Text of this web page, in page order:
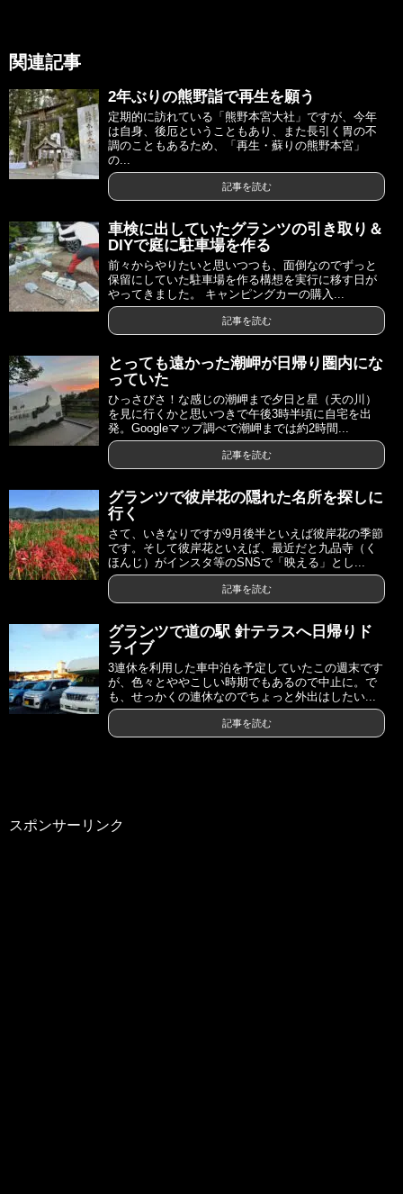
関連記事
2年ぶりの熊野詣で再生を願う
定期的に訪れている「熊野本宮大社」ですが、今年
は自身、後厄ということもあり、また長引く胃の不
調のこともあるため、「再生・蘇りの熊野本宮」
の...
記事を読む
車検に出していたグランツの引き取り＆
DIYで庭に駐車場を作る
前々からやりたいと思いつつも、面倒なのでずっと
保留にしていた駐車場を作る構想を実行に移す日が
やってきました。 キャンピングカーの購入...
記事を読む
とっても遠かった潮岬が日帰り圏内にな
っていた
ひっさびさ！な感じの潮岬まで夕日と星（天の川）
を見に行くかと思いつきで午後3時半頃に自宅を出
発。Googleマップ調べで潮岬までは約2時間...
記事を読む
グランツで彼岸花の隠れた名所を探しに
行く
さて、いきなりですが9月後半といえば彼岸花の季節
です。そして彼岸花といえば、最近だと九品寺（く
ほんじ）がインスタ等のSNSで「映える」とし...
記事を読む
グランツで道の駅 針テラスへ日帰りド
ライブ
3連休を利用した車中泊を予定していたこの週末です
が、色々とややこしい時期でもあるので中止に。で
も、せっかくの連休なのでちょっと外出はしたい...
記事を読む
スポンサーリンク